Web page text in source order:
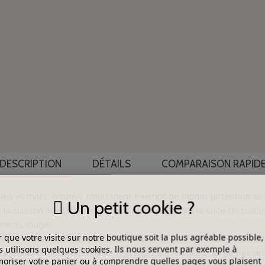
DESCRIPTION DÉTAILS COMPARAISON
et mats, colorés, totalement exempt de plomb (attention au
cuisson avec d’autres émaux plombeux, ou à la suite de
ou rouge.
avec les couleurs prêtes à l’emploi de la série « CD »,
émail transparent en une fine couche et diluée pour ne pas
Un petit cookie ?
que votre visite sur notre boutique soit la plus agréable possible,
utilisons quelques cookies. Ils nous servent par exemple à
votre panier ou à comprendre quelles pages vous plaisent